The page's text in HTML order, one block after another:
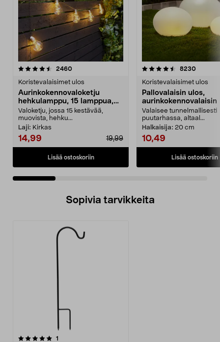
2460arvostelut
Koristevalaisimet ulos
Aurinkokennovaloketju
hehkulamppu, 15 lamppua,
7,2 m
Valoketju, jossa 15 kestävää,
muovista, hehku...
Laji: Kirkas
14,99 19,99
Lisää ostoskoriin
4.5 viidestä
8230
Koristevalaisimet ulos
Pallovalaisin ulos,
aurinkokennovalaisin
Valaisee tunnelmallisesti
puutarhassa, altaal...
Halkaisija: 20 cm
10,49
Lisää ostoskoriin
4.0 viidestä
Sopivia tarvikkeita
1